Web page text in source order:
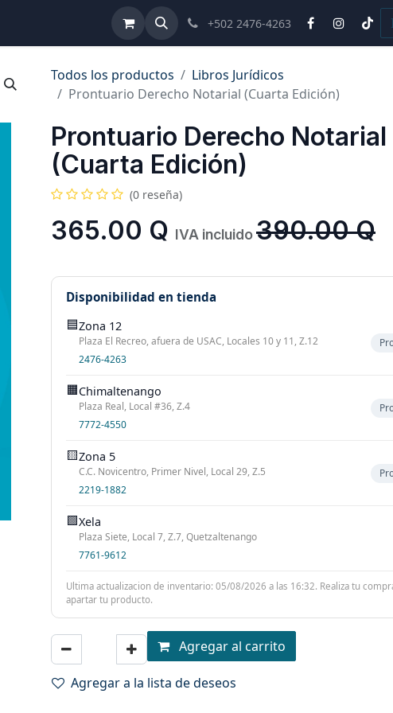
Términos y Condiciones Ayuda Cursos
+502 2476-4263
Todos los productos
Libros Jurídicos
Prontuario Derecho Notarial (Cuarta Edición)
Prontuario Derecho Notarial
(Cuarta Edición)
(0 reseña)
365.00 Q IVA incluido390.00Q
Disponibilidad en tienda
🟦Zona 12
Plaza El Recreo, afuera de USAC, Locales 10 y 11, Z.12
2476-4263
🟧Chimaltenango
Plaza Real, Local #36, Z.4
7772-4550
🟨Zona 5
C.C. Novicentro, Primer Nivel, Local 29, Z.5
2219-1882
🟩Xela
Plaza Siete, Local 7, Z.7, Quetzaltenango
7761-9612
Ultima actualizacion de inventario: 05/08/2026 a las 16:32. Realiza tu
apartar tu producto.
Agregar al carrito
Agregar a la lista de deseos